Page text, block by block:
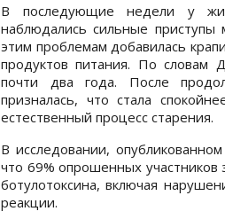
В последующие недели у
наблюдались сильные
этим проблемам добавилась
продуктов питания. По словам
почти два года. После
призналась, что стала
естественный процесс старения.
В исследовании,
что 69% опрошенных участников
ботулотоксина, включая
реакции.